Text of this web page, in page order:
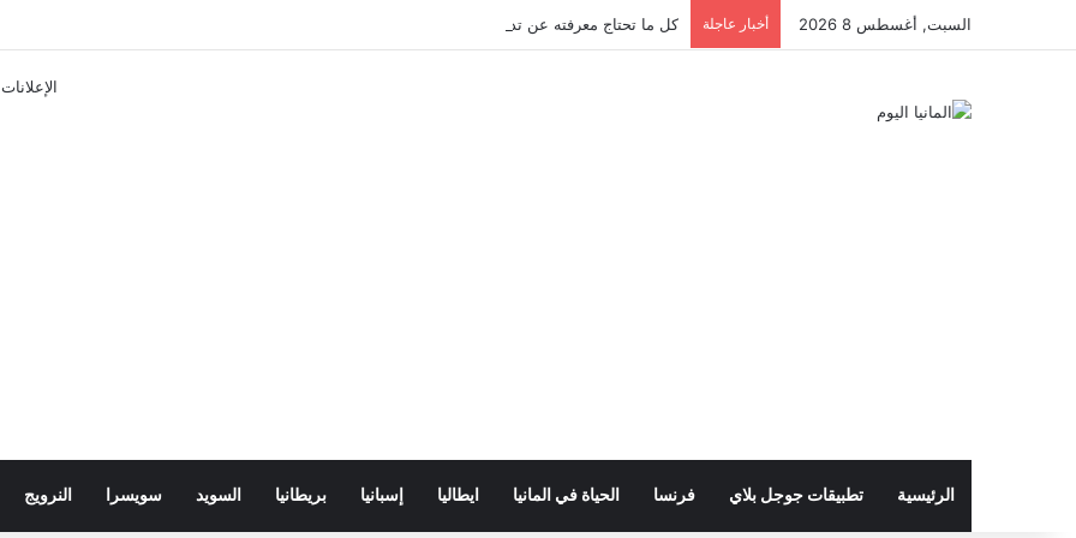
السبت, أغسطس 8 2026 أخبار عاجلة كل ما تحتاج معرفته عن تذاكر ووسائل النقل في باريس 2025
الإعلانات
الرئيسية تطبيقات جوجل بلاي فرنسا الحياة في المانيا ايطاليا إسبانيا بريطانيا السويد سويسرا النرويج